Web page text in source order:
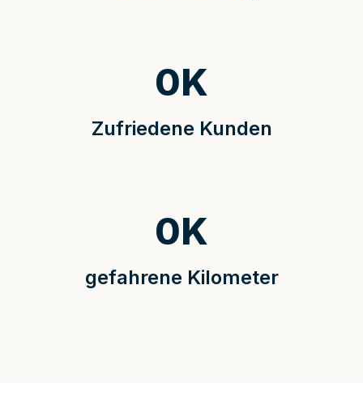
Zufriedene Kunden
0K
gefahrene Kilometer
0K